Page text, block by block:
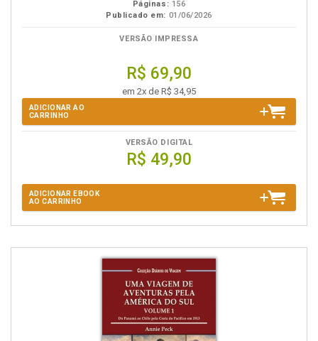
Páginas: 156
Publicado em: 01/06/2026
VERSÃO IMPRESSA
R$ 69,90
em 2x de R$ 34,95
ADICIONAR AO
CARRINHO
VERSÃO DIGITAL
R$ 49,90
ADICIONAR EBOOK
AO CARRINHO